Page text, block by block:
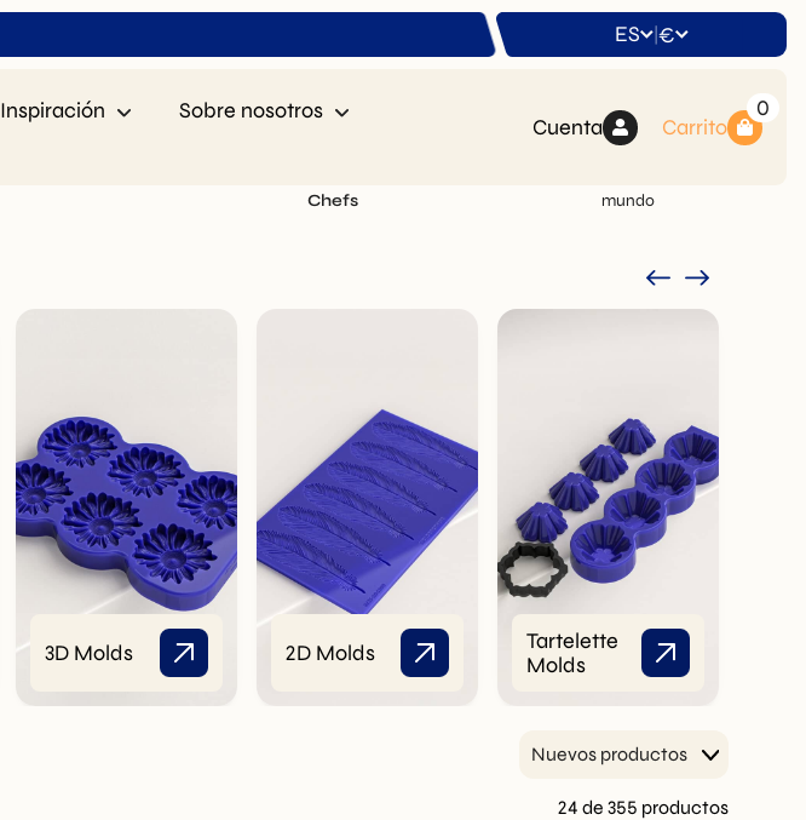
ES | €
Inspiración
Sobre nosotros
Cuenta
0
Carrito
Chefs
mundo
3D Molds 2D Molds
Tartelette
Molds
Nuevos productos
24 de 355 productos